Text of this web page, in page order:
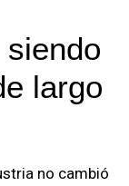
largo
no cambió